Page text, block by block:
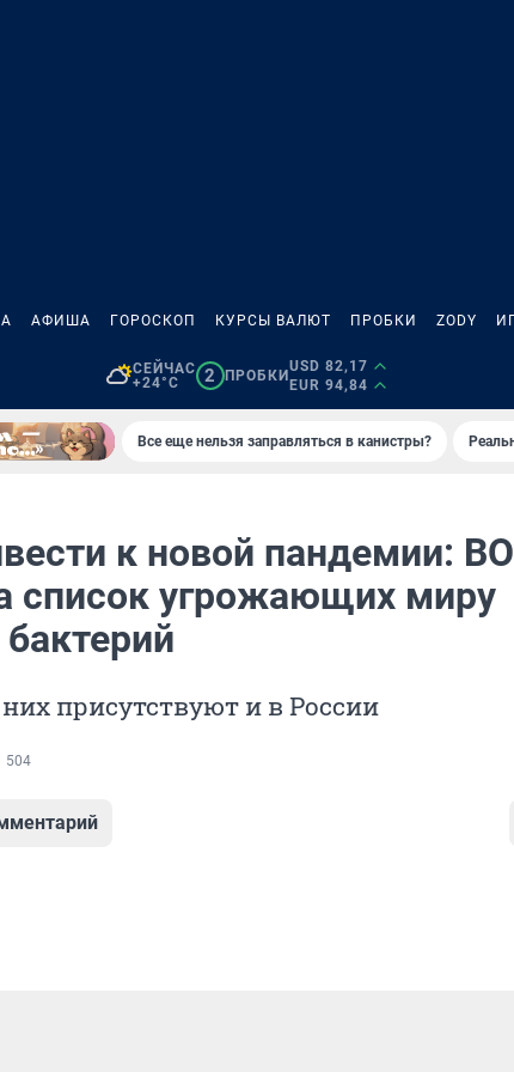
АФИША ГОРОСКОП КУРСЫ ВАЛЮТ ПРОБКИ ZODY
СЕЙЧАС
+24°C
2 ПРОБКИ
USD 82,17
EUR 94,84
Все еще нельзя заправляться в канистры?
к новой пандемии:
список угрожающих миру
присутствуют и в России
504